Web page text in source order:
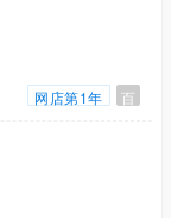
网店第1年 百